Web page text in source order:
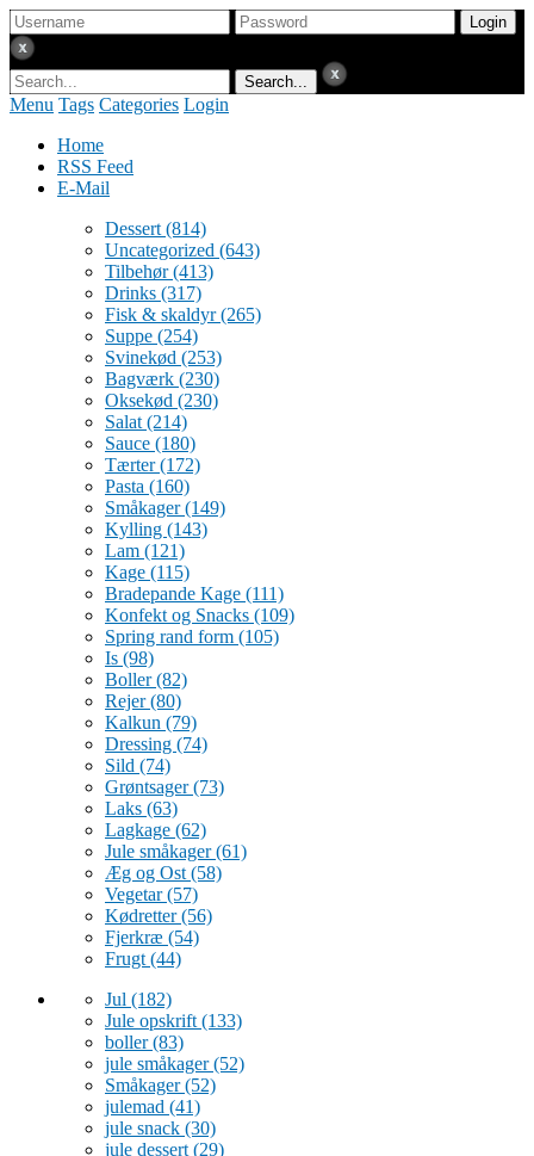
Menu Tags Categories Login
Home
RSS Feed
E-Mail
Dessert (814)
Uncategorized (643)
Tilbehør(413)
Drinks (317)
Fisk & skaldyr(265)
Suppe (254)
Svinekød (253)
Bagværk (230)
Oksekød (230)
Salat (214)
Sauce (180)
Tærter(172)
Pasta (160)
Småkager(149)
Kylling (143)
Lam (121)
Kage (115)
Bradepande Kage (111)
Konfekt og Snacks (109)
Spring rand form (105)
Is (98)
Boller(82)
Rejer(80)
Kalkun (79)
Dressing (74)
Sild (74)
Grøntsager(73)
Laks (63)
Lagkage (62)
Jule småkager(61)
Æg og Ost (58)
Vegetar(57)
Kødretter(56)
Fjerkræ (54)
Frugt (44)
Jul (182)
Jule opskrift (133)
boller(83)
jule småkager(52)
Småkager(52)
julemad (41)
jule snack (30)
jule dessert (29)